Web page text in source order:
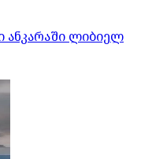
ანკარაში ლიბიელ